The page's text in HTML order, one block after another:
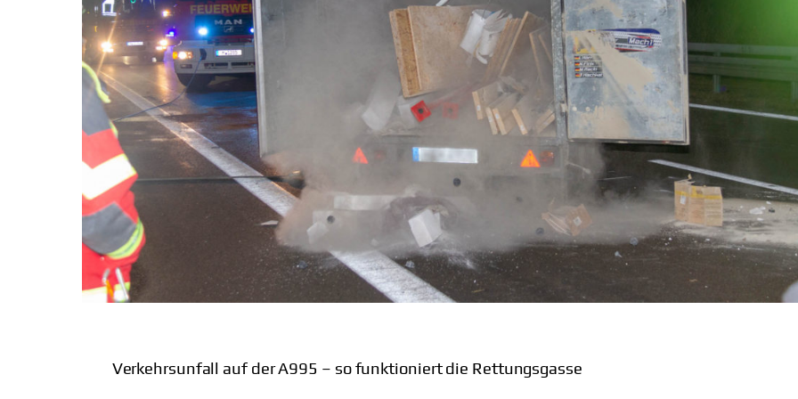
Verkehrsunfall auf der A995 – so funktioniert die Rettungsgasse